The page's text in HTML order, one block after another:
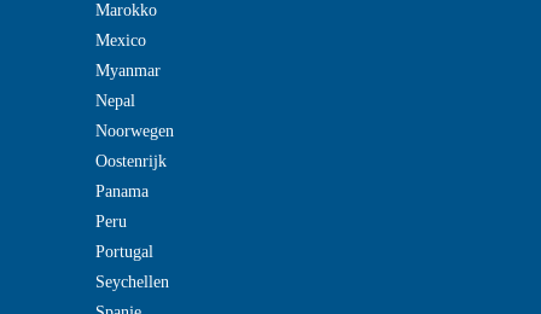
Marokko
Mexico
Myanmar
Nepal
Noorwegen
Oostenrijk
Panama
Peru
Portugal
Seychellen